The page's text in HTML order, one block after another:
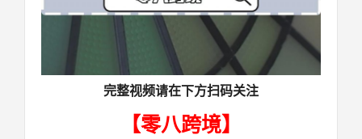
完整视频请在下方扫码关注
【零八跨境】